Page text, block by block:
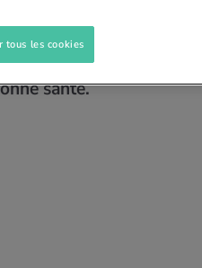
la
à
santé.
tous les cookies